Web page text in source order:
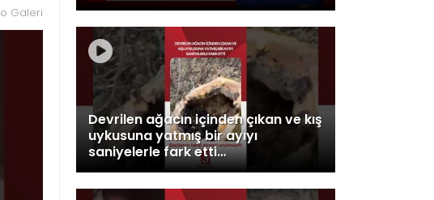
Galeri
Devrilen ağacın içinden çıkan ve kış
uykusuna yatmış bir ayıyı
saniyelerle fark etti…